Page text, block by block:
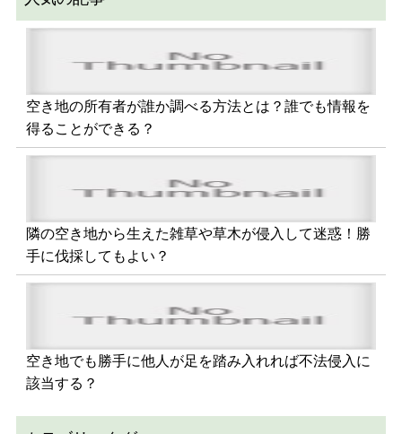
空き地の所有者が誰か調べる方法とは？誰でも情報を
得ることができる？
隣の空き地から生えた雑草や草木が侵入して迷惑！勝
手に伐採してもよい？
空き地でも勝手に他人が足を踏み入れれば不法侵入に
該当する？